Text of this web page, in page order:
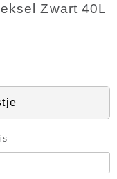
Zwart 40L